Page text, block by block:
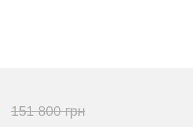
151 800 грн